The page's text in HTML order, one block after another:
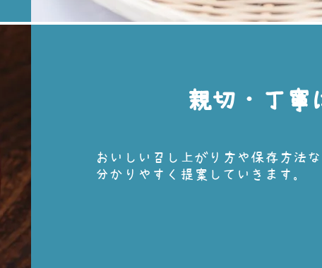
親切・丁寧
おいしい召し上がり方や保存方法
分かりやすく提案していきます。